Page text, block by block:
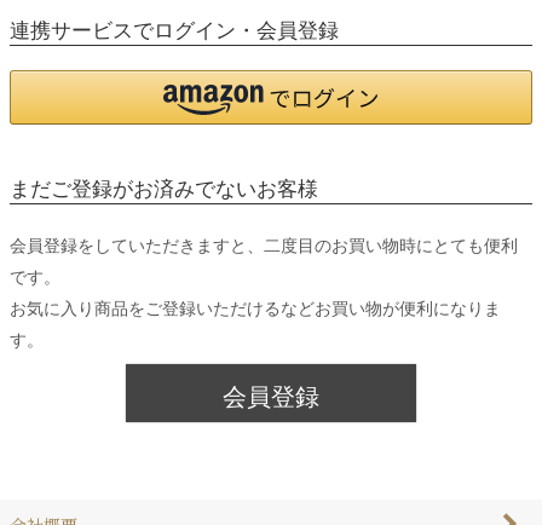
連携サービスでログイン・会員登録
まだご登録がお済みでないお客様
会員登録をしていただきますと、二度目のお買い物時にとても便利
です。
お気に入り商品をご登録いただけるなどお買い物が便利になりま
す。
会員登録